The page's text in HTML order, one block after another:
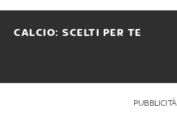
CALCIO: SCELTI PER TE
PUBBLICITÀ